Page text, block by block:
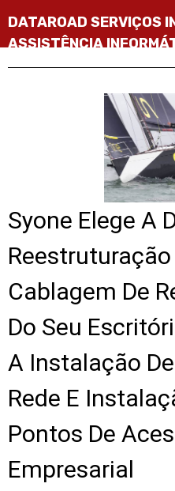
Syone Elege A
Cablagem De
Do Seu
A Instalação
Rede E
Pontos De
Empresarial